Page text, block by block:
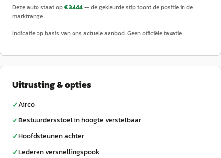
Deze auto staat op€ 3.444— de gekleurde stip toont de positie in de
marktrange.
Indicatie op basis van ons actuele aanbod. Geen officiële taxatie.
Uitrusting & opties
✓Airco
✓Bestuurdersstoel in hoogte verstelbaar
✓Hoofdsteunen achter
✓Lederen versnellingspook